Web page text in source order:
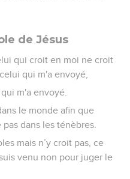
de Jésus
qui croit en moi ne croit
qui m'a envoyé,
m'a envoyé.
le monde afin que
dans les ténèbres.
mais n’y croit pas, ce
venu non pour juger le